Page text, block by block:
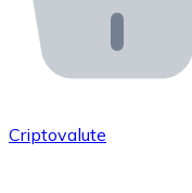
API Bitnovo
Integra la nostra
Unisciti alla
Criptovalute